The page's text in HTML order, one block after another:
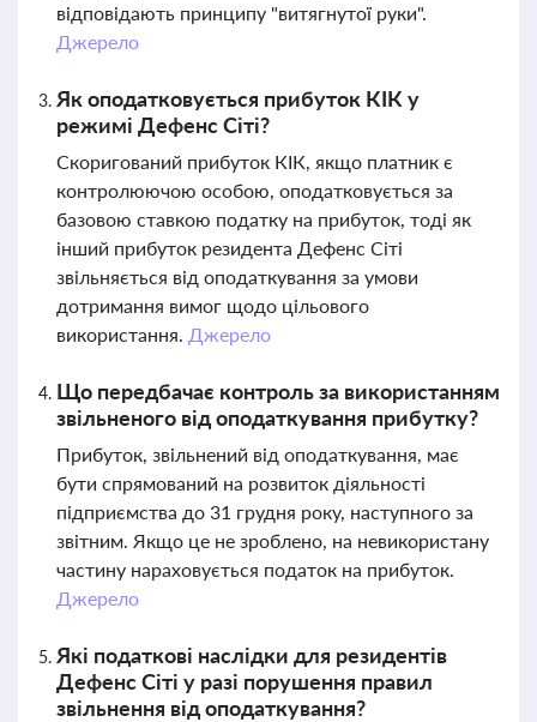
відповідають принципу "витягнутої руки".
Джерело
Як оподатковується прибуток КІК у
режимі Дефенс Сіті?
Скоригований прибуток КІК, якщо платник є
контролюючою особою, оподатковується за
базовою ставкою податку на прибуток, тоді як
інший прибуток резидента Дефенс Сіті
звільняється від оподаткування за умови
дотримання вимог щодо цільового
використання. Джерело
Що передбачає контроль за використанням
звільненого від оподаткування прибутку?
Прибуток, звільнений від оподаткування, має
бути спрямований на розвиток діяльності
підприємства до 31 грудня року, наступного за
звітним. Якщо це не зроблено, на невикористану
частину нараховується податок на прибуток.
Джерело
Які податкові наслідки для резидентів
Дефенс Сіті у разі порушення правил
звільнення від оподаткування?